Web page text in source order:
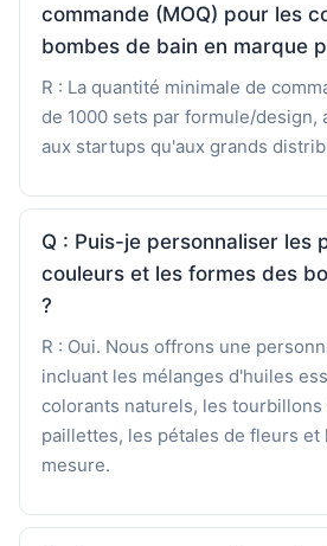
commande (MOQ) pour les
bombes de bain en marque
R : La quantité minimale de
de 1000 sets par formule/design,
aux startups qu'aux grands
Q : Puis-je personnaliser les
couleurs et les formes des
?
R : Oui. Nous offrons une
incluant les mélanges d'huiles
colorants naturels, les
paillettes, les pétales de fleurs et
mesure.